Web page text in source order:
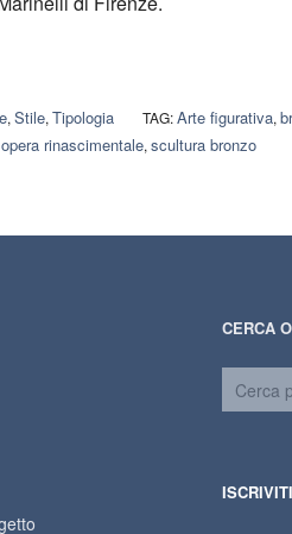
, Stile, Tipologia TAG:Arte figurativa,
opera rinascimentale, scultura bronzo
CERCA